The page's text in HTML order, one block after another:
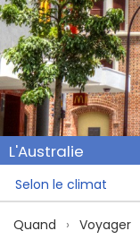
L'Australie
Selon le climat
Quand Voyager